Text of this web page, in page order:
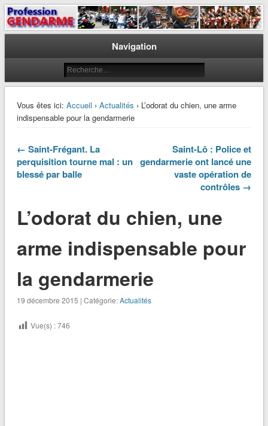
Profession Gendarme
Le journal des gendarmes
Navigation
Vous êtes ici: Accueil › Actualités › L’odorat du chien, une arme
indispensable pour la gendarmerie
← Saint-Frégant. La
perquisition tourne mal : un
blessé par balle
Saint-Lô : Police et
gendarmerie ont lancé une
vaste opération de
contrôles →
L’odorat du chien, une
arme indispensable pour
la gendarmerie
19 décembre 2015 | Catégorie:Actualités
Vue(s) :746